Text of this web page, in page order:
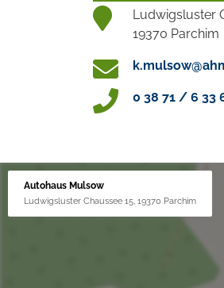
Ludwigsluster
19370 Parchim
0 38 71 / 6 33
Autohaus Mulsow
Ludwigsluster Chaussee 15, 19370 Parchim